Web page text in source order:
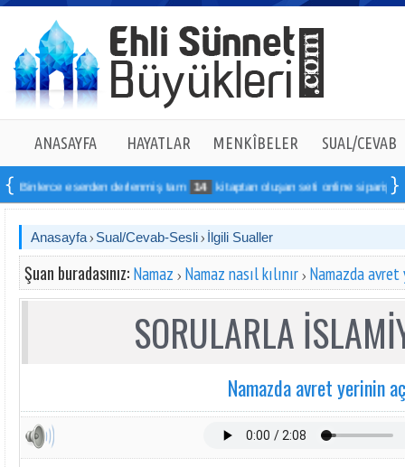
ANASAYFA HAYATLAR MENKÎBELER SUAL/CEVAB
eserden derlenmiş tam 14 kitaptan oluşan seti online sipariş
Anasayfa Sual/Cevab-Sesli İlgili Sualler
Şuan buradasınız: Namaz Namaz nasıl kılınır Namazda avret
SORULARLA
Namazda avret yerinin